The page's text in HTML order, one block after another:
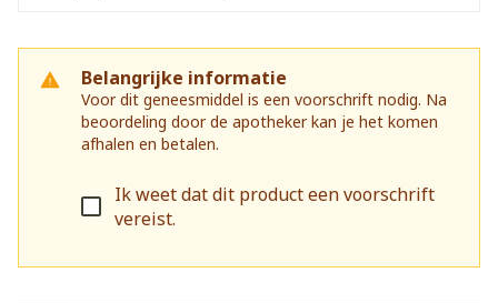
Belangrijke informatie
Voor dit geneesmiddel is een voorschrift nodig. Na
beoordeling door de apotheker kan je het komen
afhalen en betalen.
Ik weet dat dit product een voorschrift
vereist.